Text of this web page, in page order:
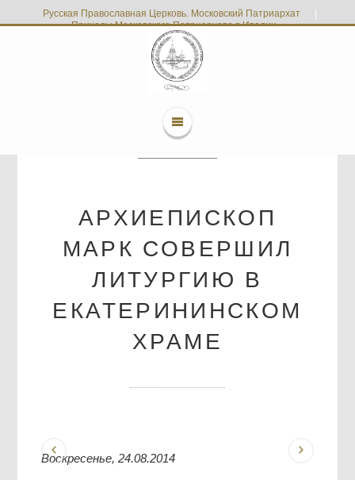
Русская Православная Церковь. Московский Патриархат
Приходы Московского Патриархата в Италии
АРХИЕПИСКОП
МАРК СОВЕРШИЛ
ЛИТУРГИЮ В
ЕКАТЕРИНИНСКОМ
ХРАМЕ
Воскресенье, 24.08.2014